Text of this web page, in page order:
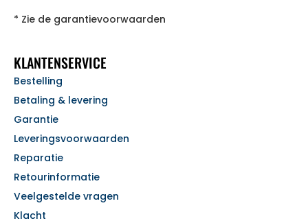
* Zie de garantievoorwaarden
KLANTENSERVICE
Bestelling
Betaling & levering
Garantie
Leveringsvoorwaarden
Reparatie
Retourinformatie
Veelgestelde vragen
Klacht